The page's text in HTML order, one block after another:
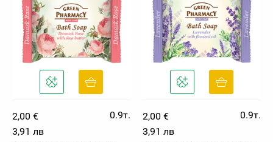
2,00 €
0.9т.
3,91 лв
2,00 €
0.9т.
3,91 лв